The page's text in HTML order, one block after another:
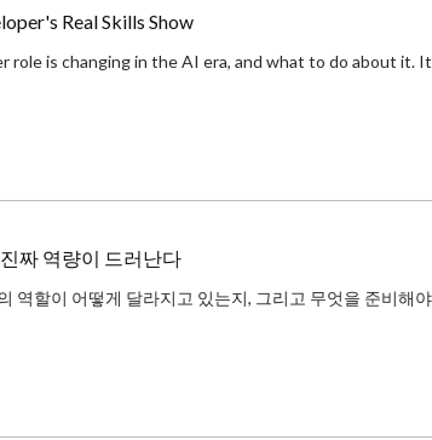
Real Skills Show
짜 역량이 드러난다